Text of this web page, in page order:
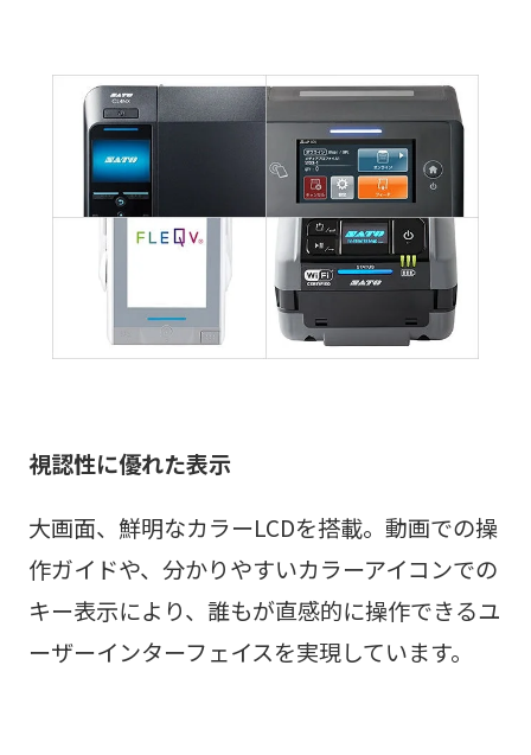
視認性に優れた表示
大画面、鮮明なカラーLCDを搭載。動画での操
作ガイドや、分かりやすいカラーアイコンでの
キー表示により、誰もが直感的に操作できるユ
ーザーインターフェイスを実現しています。